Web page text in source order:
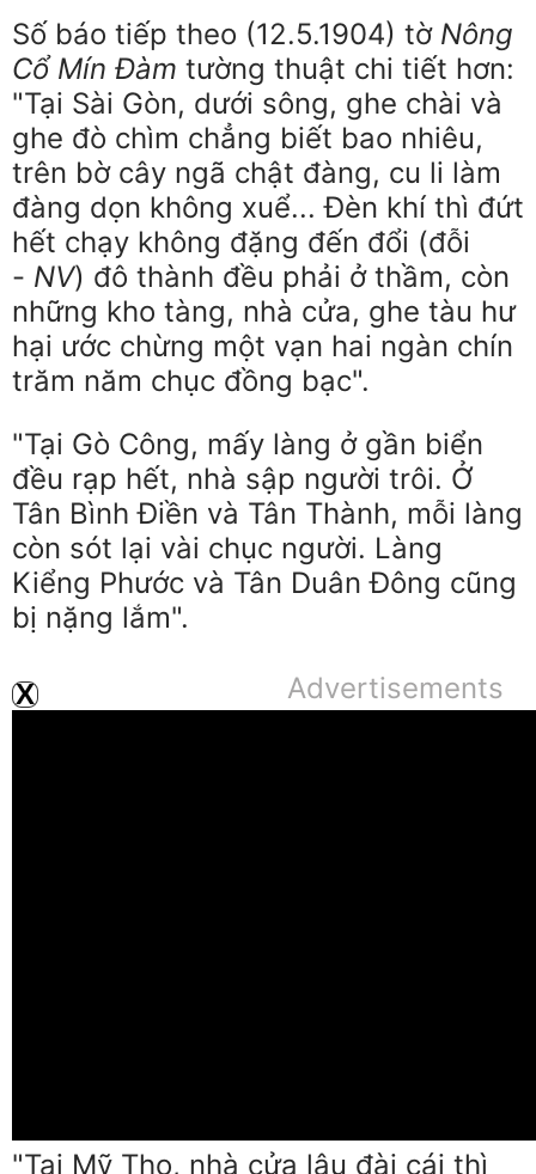
Số báo tiếp theo (12.5.1904) tờ Nông
Cổ Mín Đàm tường thuật chi tiết hơn:
"Tại Sài Gòn, dưới sông, ghe chài và
ghe đò chìm chẳng biết bao nhiêu,
trên bờ cây ngã chật đàng, cu li làm
đàng dọn không xuể... Đèn khí thì đứt
hết chạy không đặng đến đổi (đỗi
- NV) đô thành đều phải ở thầm, còn
những kho tàng, nhà cửa, ghe tàu hư
hại ước chừng một vạn hai ngàn chín
trăm năm chục đồng bạc".
"Tại Gò Công, mấy làng ở gần biển
đều rạp hết, nhà sập người trôi. Ở
Tân Bình Điền và Tân Thành, mỗi làng
còn sót lại vài chục người. Làng
Kiểng Phước và Tân Duân Đông cũng
bị nặng lắm".
Advertisements
X
"Tại Mỹ Tho, nhà cửa lâu đài cái thì